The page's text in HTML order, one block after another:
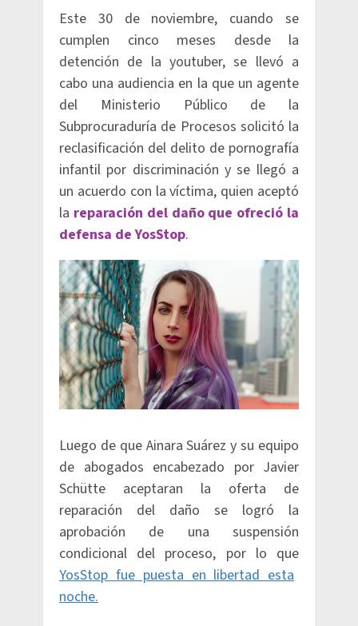
Este 30 de noviembre, cuando se
cumplen cinco meses desde la
detención de la youtuber, se llevó a
cabo una audiencia en la que un agente
del Ministerio Público de la
Subprocuraduría de Procesos solicitó la
reclasificación del delito de pornografía
infantil por discriminación y se llegó a
un acuerdo con la víctima, quien aceptó
la reparación del daño que ofreció la
defensa de YosStop.
Luego de que Ainara Suárez y su equipo
de abogados encabezado por Javier
Schütte aceptaran la oferta de
reparación del daño se logró la
aprobación de una suspensión
condicional del proceso, por lo que
YosStop fue puesta en libertad esta
noche.